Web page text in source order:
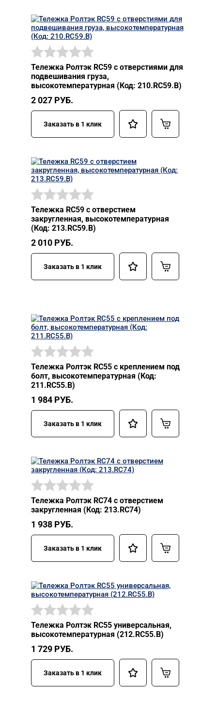
Тележка Ролтэк RC59 с отверстиями для
подвешивания груза,
высокотемпературная (Код: 210.RC59.В)
2 027 РУБ.
Заказать в 1 клик
Тележка RC59 с отверстием
закругленная, высокотемпературная
(Код: 213.RC59.В)
2 010 РУБ.
Заказать в 1 клик
Тележка Ролтэк RC55 с креплением под
болт, высокотемпературная (Код:
211.RC55.В)
1 984 РУБ.
Заказать в 1 клик
Тележка Ролтэк RC74 с отверстием
закругленная (Код: 213.RC74)
1 938 РУБ.
Заказать в 1 клик
Тележка Ролтэк RC55 универсальная,
высокотемпературная (212.RC55.В)
1 729 РУБ.
Заказать в 1 клик